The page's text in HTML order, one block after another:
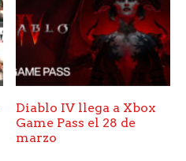
Diablo IV llega a Xbox
Game Pass el 28 de
marzo